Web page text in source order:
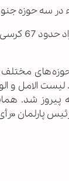
در سه حوزه
مختلف
الامل و
پیروز شد.
کسب کرد و «نبیه بری»